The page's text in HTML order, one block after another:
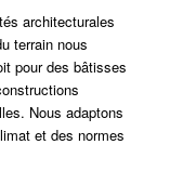
architecturales
terrain nous
pour des bâtisses
Nous adaptons
et des normes